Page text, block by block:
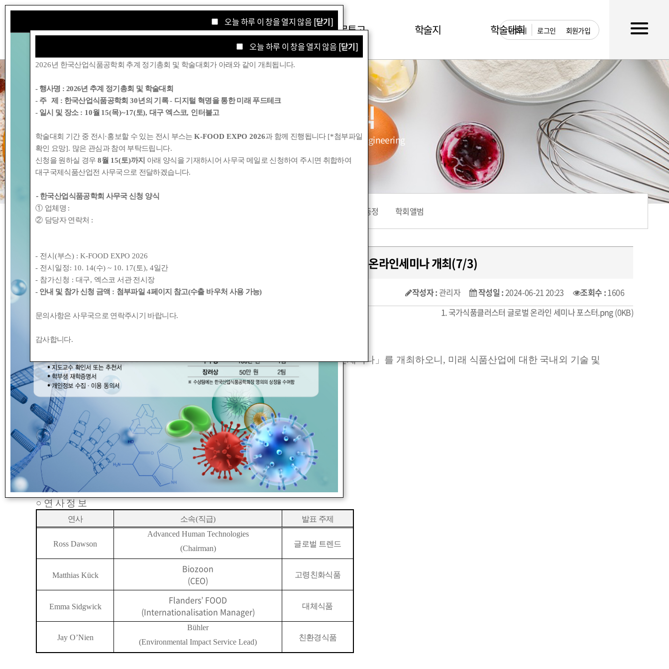
연회비 로그인 회원가입
학회소개 학회소식 논문투고 학술지 학술대회
학회소식
Korean Society for Food Engineering
회원동정 학회앨범
[식품진흥원] 국가식품클러스터 글로벌 온라인세미나 개최(7/3)
작성자 : 관리자 작성일 :2024-06-21 20:23 조회수 :1606
1. 국가식품클러스터 글로벌 온라인 세미나 포스터.png(0KB)
‘미래식품,선택과 맞춤의 시대’를 주제로「국가식품클러스터 글로벌온라인세미나 」 를 개최하오니 , 미래 식품산업에 대한 국내외 기술 및
트렌드에 관심 있으신 분들의 많은 참여 바랍니다
○행 사 명
국가식품클러스터 글로벌 온라인세미나
○주 제 미래식품 , 선택과 맞춤의 시대
○일 시: 2024.7.3.(수 ), 16:00 ~ 18:00
○ 사전등록 기간: 2024. 6. 18.( 화) ~ 6. 30.(일)
○사전등록 방법 QR코드 또는 링크 https://linktr.ee/foodpolisseminar)연결
○연 사 정 보
연사 소속(직급) 발표 주제
Ross Dawson
Advanced Human Technologies
(Chairman)
글로벌 트렌드
Matthias Kück
Biozoon
(CEO)
고령친화식품
Emma Sidgwick
Flanders’ FOOD
(Internationalisation Manager)
대체식품
Jay O’Nien
Bühler
(Environmental Impact Service Lead)
친환경식품
오늘 하루 이 창을 열지 않음 [닫기]
오늘 하루 이 창을 열지 않음 [닫기]
2026년 한국산업식품공학회 추계 정기총회 및 학술대회가 아래와 같이 개최됩니다.
- 행사명 : 2026년 추계 정기총회 및 학술대회
- 주 제 : 한국산업식품공학회30년의 기록- 디지털 혁명을 통한 미래 푸드테크
- 일시 및 장소 : 10월 15(목)~17(토),대구 엑스코, 인터불고
학술대회 기간 중 전시 ·홍보할 수 있는 전시 부스는K-FOOD EXPO 2026과 함께 진행됩니다 [*첨부파일
확인 요망]. 많은 관심과 참여 부탁드립니다.
신청을 원하실 경우 8월 15(토)까지 아래 양식을 기재하시어 사무국 메일로 신청하여 주시면 취합하여
대구국제식품산업전 사무국으로 전달하겠습니다.
- 한국산업식품공학회 사무국 신청 양식
① 업체명 :
② 담당자 연락처 :
- 전시(부스) : K-FOOD EXPO 2026
- 전시일정: 10. 14(수) ~ 10. 17(토), 4일간
- 참가신청 : 대구, 엑스코 서관 전시장
- 안내 및 참가 신청 금액 : 첨부파일 4페이지 참고(수출 바우처 사용 가능)
문의사항은 사무국으로 연락주시기 바랍니다.
감사합니다.